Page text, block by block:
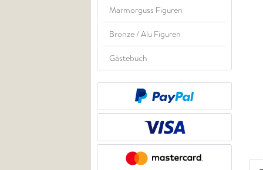
Marmorguss Figuren
Bronze / Alu Figuren
Gästebuch